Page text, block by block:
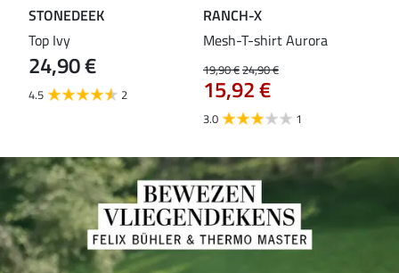
STONEDEEK
Top Ivy
24,90 €
4.5 2
RANCH-X
Mesh-T-shirt Aurora
19,90 €24,90 €
15,92 €
3.0 1